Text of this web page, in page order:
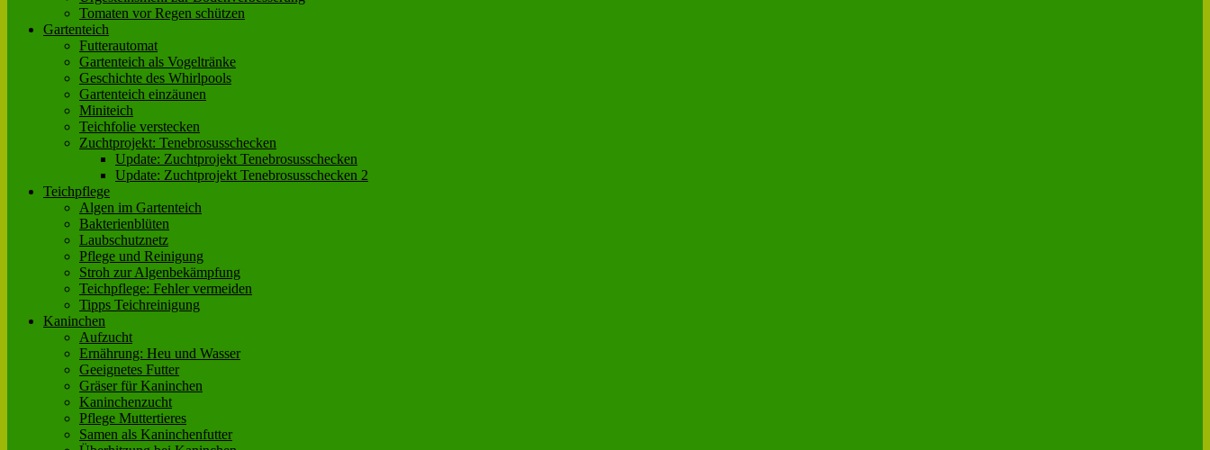
Tomaten vor Regen schützen
Gartenteich
Futterautomat
Gartenteich als Vogeltränke
Geschichte des Whirlpools
Gartenteich einzäunen
Miniteich
Teichfolie verstecken
Zuchtprojekt: Tenebrosusschecken
Update: Zuchtprojekt Tenebrosusschecken
Update: Zuchtprojekt Tenebrosusschecken 2
Teichpflege
Algen im Gartenteich
Bakterienblüten
Laubschutznetz
Pflege und Reinigung
Stroh zur Algenbekämpfung
Teichpflege: Fehler vermeiden
Tipps Teichreinigung
Kaninchen
Aufzucht
Ernährung: Heu und Wasser
Geeignetes Futter
Gräser für Kaninchen
Kaninchenzucht
Pflege Muttertieres
Samen als Kaninchenfutter